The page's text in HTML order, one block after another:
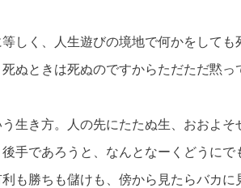
しく、人生遊びの境地で何かをして
ぬときは死ぬのですからただただ黙っ
生き方。人の先にたたぬ生、おおよ
手であろうと、なんとなーくどうに
も勝ちも儲けも、傍から見たらバカに